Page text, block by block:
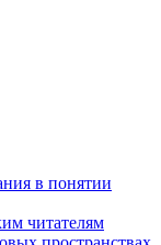
в понятии
читателям